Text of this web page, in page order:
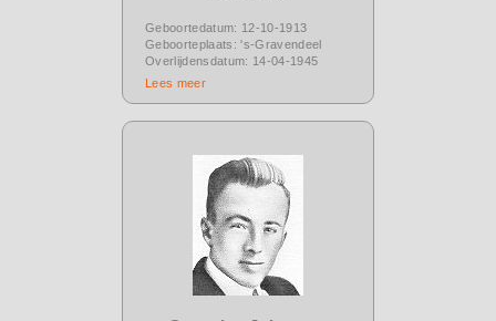
Geboortedatum: 12-10-1913
Geboorteplaats: 's-Gravendeel
Overlijdensdatum: 14-04-1945
Lees meer